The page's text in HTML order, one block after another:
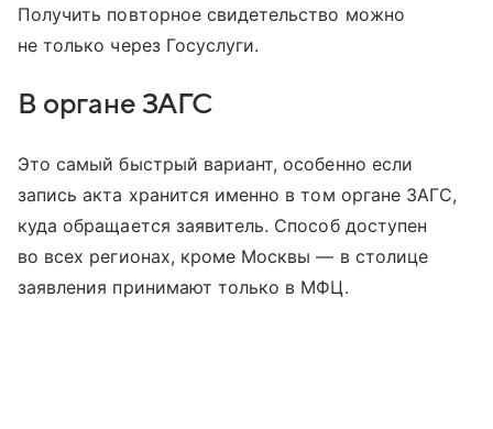
Получить повторное свидетельство можно
не только через Госуслуги.
В органе ЗАГС
Это самый быстрый вариант, особенно если
запись акта хранится именно в том органе ЗАГС,
куда обращается заявитель. Способ доступен
во всех регионах, кроме Москвы — в столице
заявления принимают только в МФЦ.